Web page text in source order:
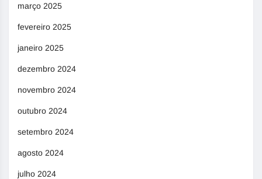
março 2025
fevereiro 2025
janeiro 2025
dezembro 2024
novembro 2024
outubro 2024
setembro 2024
agosto 2024
julho 2024